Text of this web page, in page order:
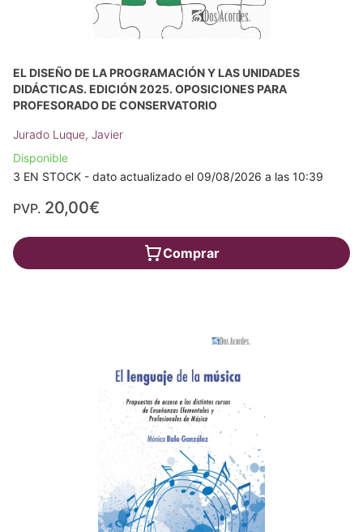
EL DISEÑO DE LA PROGRAMACIÓN Y LAS UNIDADES
DIDÁCTICAS. EDICIÓN 2025. OPOSICIONES PARA
PROFESORADO DE CONSERVATORIO
Jurado Luque, Javier
Disponible
3 EN STOCK - dato actualizado el 09/08/2026 a las 10:39
PVP. 20,00€
Comprar